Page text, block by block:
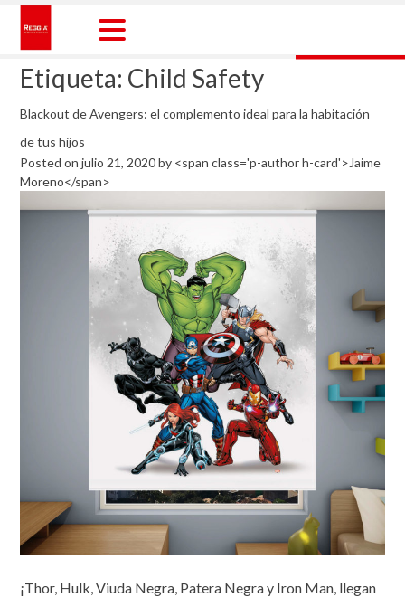
Skip
content
Etiqueta: Child Safety
Blackout de Avengers: el complemento ideal para la habitación
de tus hijos
Posted onjulio 21, 2020by <span class='p-author h-card'>Jaime
Moreno</span>
¡Thor, Hulk, Viuda Negra, Patera Negra y Iron Man, llegan